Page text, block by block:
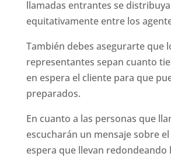
llamadas entrantes se
equitativamente entre los
También debes asegurarte que
representantes sepan cuanto
en espera el cliente para que
preparados.
En cuanto a las personas que
escucharán un mensaje sobre
espera que llevan redondeando